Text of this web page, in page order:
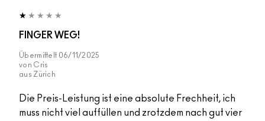
FINGER WEG!
Übermittelt 06/11/2025
von Cris
aus Zürich
Die Preis-Leistung ist eine absolute Frechheit, ich
muss nicht viel auffüllen und zrotzdem nach gut vier